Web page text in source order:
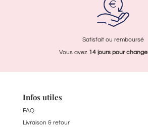
Satisfait ou remboursé
Vous avez 14 jours pour
Infos utiles
FAQ
Livraison & retour